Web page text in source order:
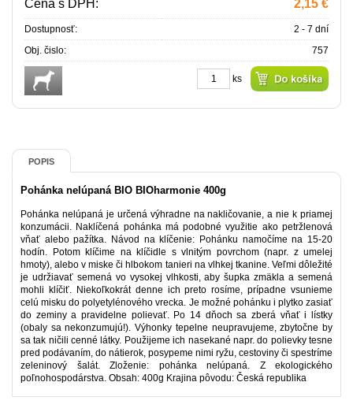
Cena s DPH: 2,15 €
Dostupnosť:
2 - 7 dní
Obj. čislo:
757
ks
POPIS
Pohánka nelúpaná BIO BIOharmonie 400g
Pohánka nelúpaná je určená výhradne na nakličovanie, a nie k priamej
konzumácii. Naklíčená pohánka má podobné využitie ako petržlenová
vňať alebo pažítka. Návod na klíčenie: Pohánku namočíme na 15-20
hodín. Potom klíčime na klíčidle s vlnitým povrchom (napr. z umelej
hmoty), alebo v miske či hlbokom tanieri na vlhkej tkanine. Veľmi dôležité
je udržiavať semená vo vysokej vlhkosti, aby šupka zmäkla a semená
mohli klíčiť. Niekoľkokrát denne ich preto rosíme, prípadne vsunieme
celú misku do polyetylénového vrecka. Je možné pohánku i plytko zasiať
do zeminy a pravidelne polievať. Po 14 dňoch sa zberá vňať i lístky
(obaly sa nekonzumujú!). Výhonky tepelne neupravujeme, zbytočne by
sa tak ničili cenné látky. Použijeme ich nasekané napr. do polievky tesne
pred podávaním, do nátierok, posypeme nimi ryžu, cestoviny či spestríme
zeleninový šalát. Zloženie: pohánka nelúpaná. Z ekologického
poľnohospodárstva. Obsah: 400g Krajina pôvodu: Česká republika